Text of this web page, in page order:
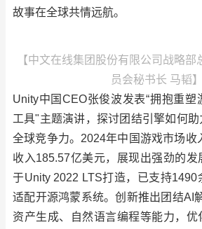
故事在全球共情远航。
【中文在线集团股份有限公司战略
员会秘书长 马韬】
Unity中国CEO张俊波发表“拥抱重塑
工具"主题演讲，探讨团结引擎如何
全球竞争力。2024年中国游戏市场收
收入185.57亿美元，展现出强劲的
于Unity 2022 LTS打造，已支持
适配开源鸿蒙系统。创新推出团结AI
资产生成、自然语言编程等能力，优